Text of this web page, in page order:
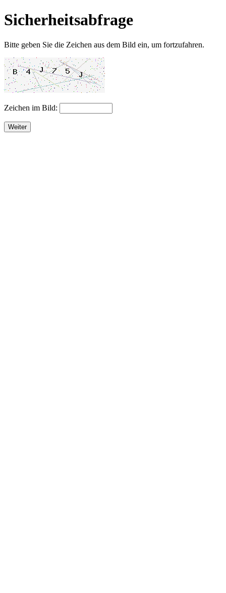
Sicherheitsabfrage
Bitte geben Sie die Zeichen aus dem Bild ein, um fortzufahren.
Zeichen im Bild:
Weiter